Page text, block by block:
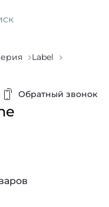
Label
Обратный звонок